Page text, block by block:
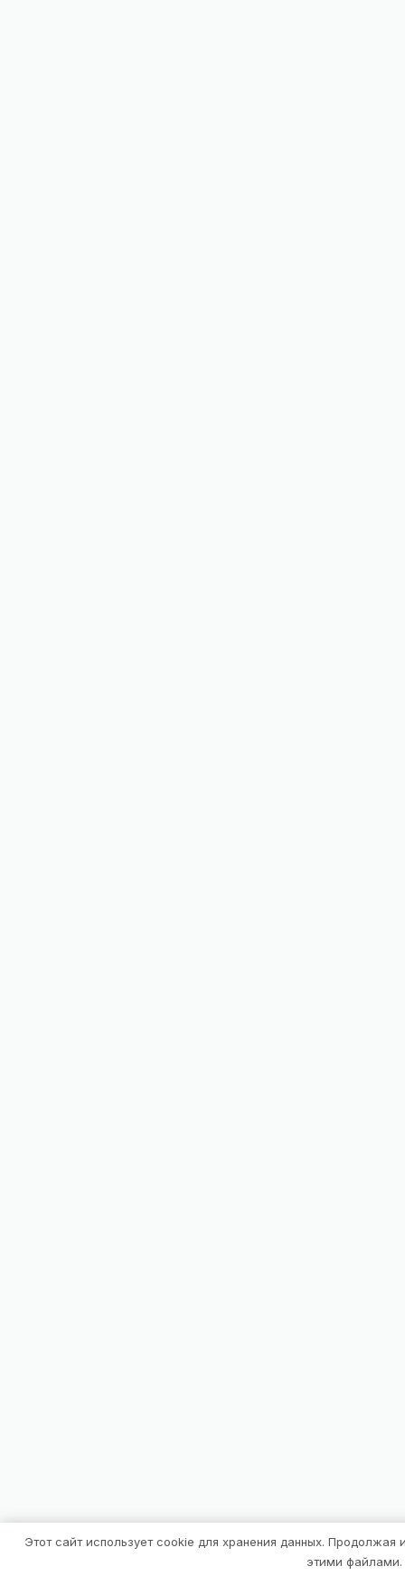
Этот сайт использует cookie для хранения данных.
этими